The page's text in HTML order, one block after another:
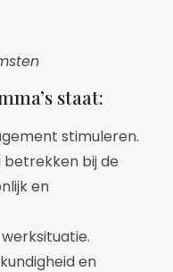
staat:
stimuleren.
betrekken bij de
en
en